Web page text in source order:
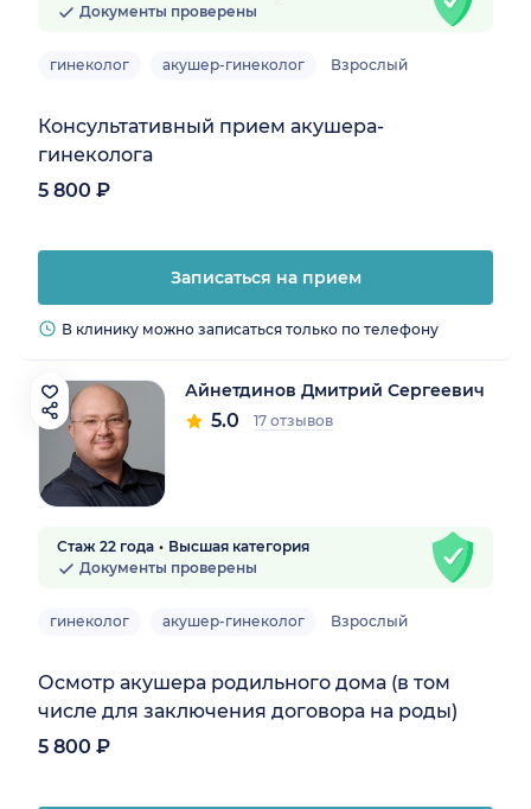
Документы проверены
гинеколог акушер-гинеколог Взрослый
Консультативный прием акушера-
гинеколога
5 800 ₽
Записаться на прием
В клинику можно записаться только по телефону
Айнетдинов Дмитрий Сергеевич
5.0 17 отзывов
Стаж 22 года
Высшая категория
Документы проверены
гинеколог акушер-гинеколог Взрослый
Осмотр акушера родильного дома (в том
числе для заключения договора на роды)
5 800 ₽